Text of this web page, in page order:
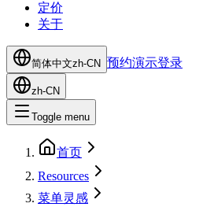
定价
关于
简体中文zh-CN 预约演示登录
zh-CN
Toggle menu
首页
Resources
菜单灵感